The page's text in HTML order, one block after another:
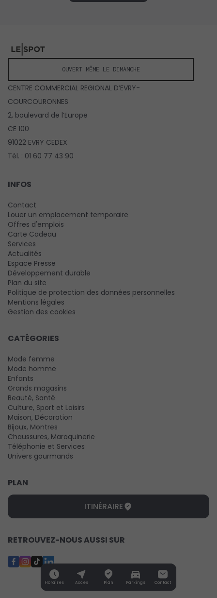
Horaires Acces Plan Parkings Contact
OUVERT MÊME LE DIMANCHE
CENTRE COMMERCIAL REGIONAL D’EVRY-
COURCOURONNES
2, boulevard de l’Europe
CE 100
91022 EVRY CEDEX
Tél. : 01 60 77 43 90
INFOS
Contact
Louer un emplacement temporaire
Offres d'emplois
Carte Cadeau
Services
Actualités
Espace Presse
Développement durable
Plan du site
Politique de protection des données personnelles
Mentions légales
Gestion des cookies
CATÉGORIES
Mode femme
Mode homme
Enfants
Grands magasins
Beauté, Santé
Culture, Sport et Loisirs
Maison, Décoration
Bijoux, Montres
Chaussures, Maroquinerie
Téléphonie et Services
Univers gourmands
PLAN
ITINÉRAIRE
RETROUVEZ-NOUS AUSSI SUR